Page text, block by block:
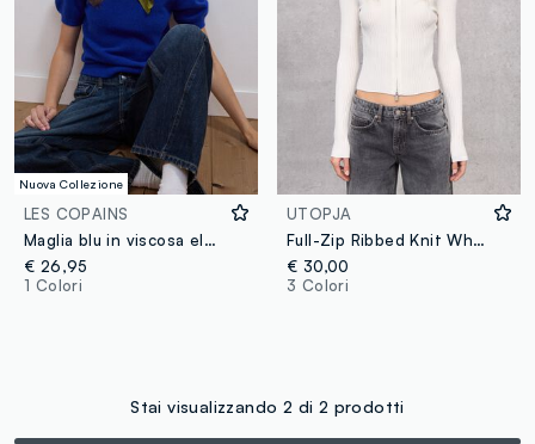
Nuova Collezione
LES COPAINS
Maglia blu in viscosa elasticizzata girocollo regular fit
€ 26,95
1 Colori
UTOPJA
Full-Zip Ribbed Knit White
€ 30,00
3 Colori
Stai visualizzando 2 di 2 prodotti